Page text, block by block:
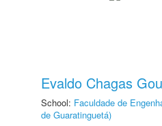
Evaldo Chagas
School: Faculdade de
de Guaratinguetá)